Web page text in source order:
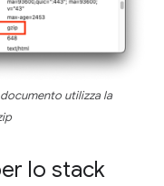
utilizza la
lo stack